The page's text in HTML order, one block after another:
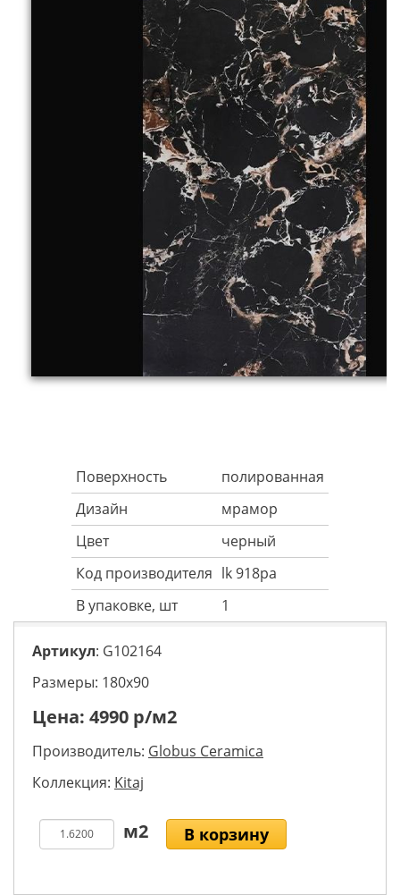
Поверхность
полированная
Дизайн
мрамор
Цвет
черный
Код производителя lk 918pa
В упаковке, шт
1
Артикул: G102164
Размеры: 180х90
Цена: 4990 р/м2
Производитель: Globus Ceramica
Коллекция: Kitaj
В корзину